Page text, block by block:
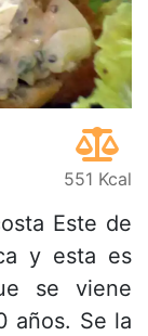
551 Kcal
Este de
y esta es
se viene
años. Se la